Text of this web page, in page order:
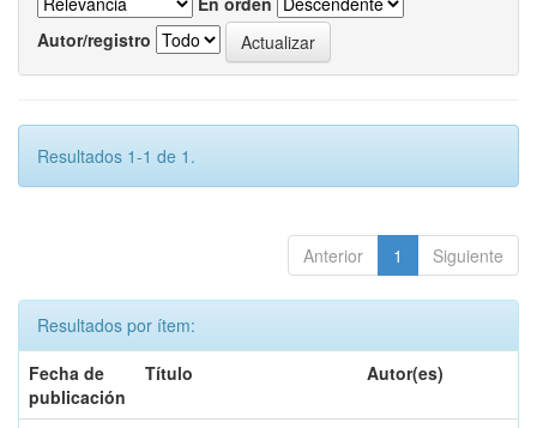
Autor/registro
Resultados 1-1 de 1.
Anterior 1 Siguiente
Resultados por ítem:
Fecha de
publicación
Título Autor(es)